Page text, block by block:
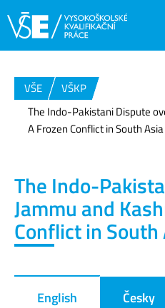
VŠE
VŠKP
The Indo-Pakistani Dispute
A Frozen Conflict in South Asia
The Indo-
Jammu and
Conflict in South
English Česky